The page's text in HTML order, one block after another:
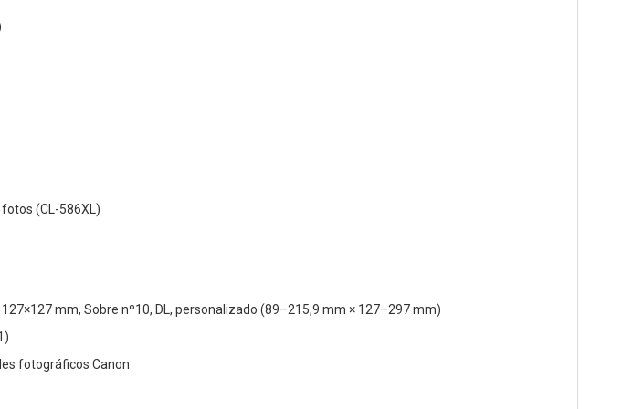
(CL-586XL)
mm, Sobre nº10, DL, personalizado (89–215,9 mm × 127–297 mm)
fotográficos Canon